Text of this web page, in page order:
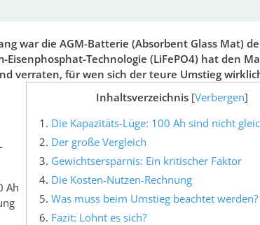
war die AGM-Batterie (Absorbent Glass Mat)
Technologie (LiFePO4) hat den
verraten, für wen sich der teure Umstieg
Inhaltsverzeichnis [Verbergen]
Die Kapazitäts-Lüge: 100 Ah sind nicht
Der große Vergleich
Gewichtsersparnis: Ein kritischer Faktor
Die Kosten-Nutzen-Rechnung
Was muss beim Umstieg beachtet werden?
Fazit: Lohnt es sich?
Ah